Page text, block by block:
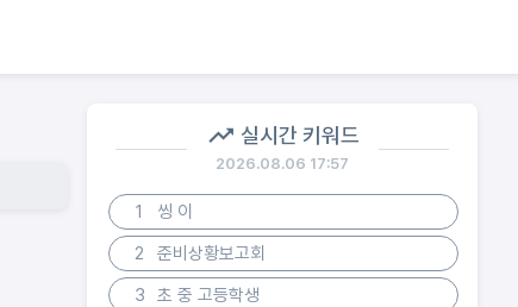
실시간 키워드
2026.08.06 17:57
1
씽 이
2
준비상황보고회
3
초 중 고등학생